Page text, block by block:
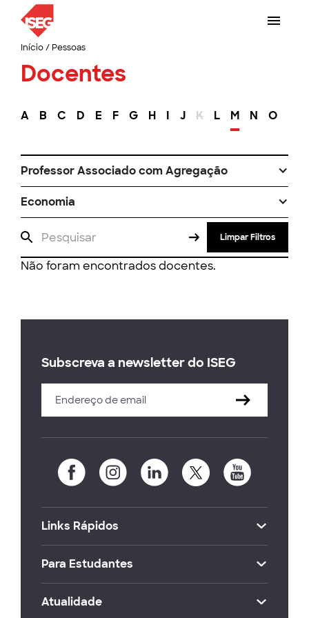
Início/ Pessoas
Docentes
A B C D E F G H I J K L M N O
Professor Associado com Agregação
Economia
Limpar Filtros
Não foram encontrados docentes.
Subscreva a newsletter do ISEG
Links Rápidos
Para Estudantes
Atualidade